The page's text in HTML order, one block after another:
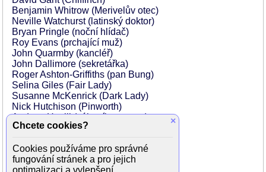
Benjamin Whitrow (Merivelův otec)
Neville Watchurst (latinský doktor)
Bryan Pringle (noční hlídač)
Roy Evans (prchající muž)
John Quarmby (kancléř)
John Dallimore (sekretářka)
Roger Ashton-Griffiths (pan Bung)
Selina Giles (Fair Lady)
Susanne McKenrick (Dark Lady)
Nick Hutchison (Pinworth)
Andrew Havill (záletník s autem)
Tony Gardner (záletník s autem)
Jenny Runacre (Painter Lady)
Arne Nannestad (host na párty)
×
Chcete cookies?
Cookies používáme pro správné
fungování stránek a pro jejich
optimalizaci a vylepšení.